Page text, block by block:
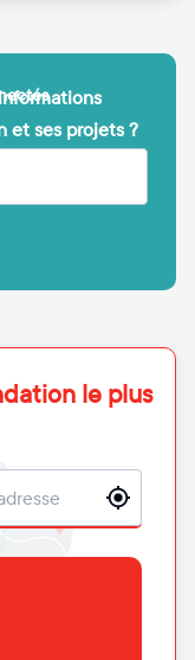
et ses projets ?
le plus